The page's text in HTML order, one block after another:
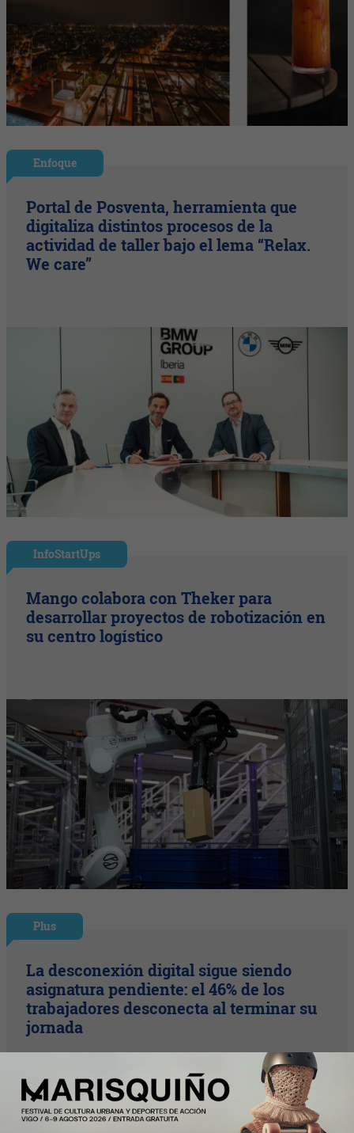
Enfoque
Portal de Posventa, herramienta que
digitaliza distintos procesos de la
actividad de taller bajo el lema “Relax.
We care”
InfoStartUps
Mango colabora con Theker para
desarrollar proyectos de robotización en
su centro logístico
Plus
La desconexión digital sigue siendo
asignatura pendiente: el 46% de los
trabajadores desconecta al terminar su
jornada